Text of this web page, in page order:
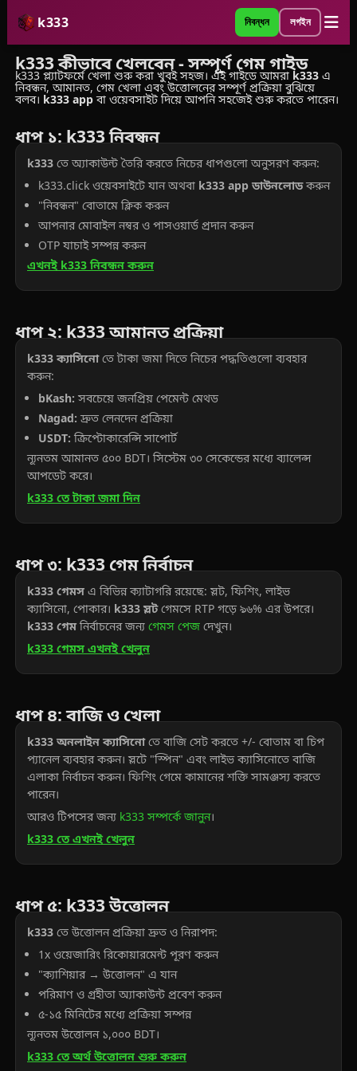
k333 নিবন্ধন লগইন
k333 কীভাবে খেলবেন - সম্পূর্ণ গেম গাইড
k333 প্ল্যাটফর্মে খেলা শুরু করা খুবই সহজ। এই গাইডে আমরা k333 এ
নিবন্ধন, আমানত, গেম খেলা এবং উত্তোলনের সম্পূর্ণ প্রক্রিয়া বুঝিয়ে
বলব। k333 appবা ওয়েবসাইট দিয়ে আপনি সহজেই শুরু করতে পারেন।
ধাপ ১: k333 নিবন্ধন
k333 তে অ্যাকাউন্ট তৈরি করতে নিচের ধাপগুলো অনুসরণ করুন:
k333.click ওয়েবসাইটে যান অথবা k333 app ডাউনলোডকরুন
"নিবন্ধন" বোতামে ক্লিক করুন
আপনার মোবাইল নম্বর ও পাসওয়ার্ড প্রদান করুন
OTP যাচাই সম্পন্ন করুন
এখনই k333 নিবন্ধন করুন
ধাপ ২: k333 আমানত প্রক্রিয়া
k333 ক্যাসিনোতে টাকা জমা দিতে নিচের পদ্ধতিগুলো ব্যবহার
করুন:
bKash: সবচেয়ে জনপ্রিয় পেমেন্ট মেথড
Nagad: দ্রুত লেনদেন প্রক্রিয়া
USDT: ক্রিপ্টোকারেন্সি সাপোর্ট
ন্যূনতম আমানত ৫০০ BDT। সিস্টেম ৩০ সেকেন্ডের মধ্যে ব্যালেন্স
আপডেট করে।
k333 তে টাকা জমা দিন
ধাপ ৩: k333 গেম নির্বাচন
k333 গেমস এ বিভিন্ন ক্যাটাগরি রয়েছে: স্লট, ফিশিং, লাইভ
ক্যাসিনো, পোকার। k333 স্লটগেমসে RTP গড়ে ৯৬% এর উপরে।
k333 গেমনির্বাচনের জন্য গেমস পেজ দেখুন।
k333 গেমস এখনই খেলুন
ধাপ ৪: বাজি ও খেলা
k333 অনলাইন ক্যাসিনোতে বাজি সেট করতে +/- বোতাম বা চিপ
প্যানেল ব্যবহার করুন। স্লটে "স্পিন" এবং লাইভ ক্যাসিনোতে বাজি
এলাকা নির্বাচন করুন। ফিশিং গেমে কামানের শক্তি সামঞ্জস্য করতে
পারেন।
আরও টিপসের জন্য k333 সম্পর্কে জানুন।
k333 তে এখনই খেলুন
ধাপ ৫: k333 উত্তোলন
k333 তে উত্তোলন প্রক্রিয়া দ্রুত ও নিরাপদ:
1x ওয়েজারিং রিকোয়ারমেন্ট পূরণ করুন
"ক্যাশিয়ার → উত্তোলন" এ যান
পরিমাণ ও গ্রহীতা অ্যাকাউন্ট প্রবেশ করুন
৫-১৫ মিনিটের মধ্যে প্রক্রিয়া সম্পন্ন
ন্যূনতম উত্তোলন ১,০০০ BDT।
k333 তে অর্থ উত্তোলন শুরু করুন